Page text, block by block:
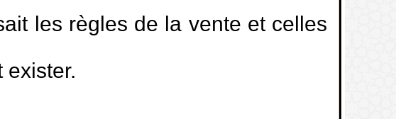
les règles de la vente et celles